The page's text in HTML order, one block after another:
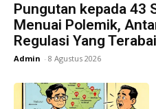
Pungutan kepada 43
Menuai Polemik,
Regulasi Yang
Admin - 8 Agustus 2026